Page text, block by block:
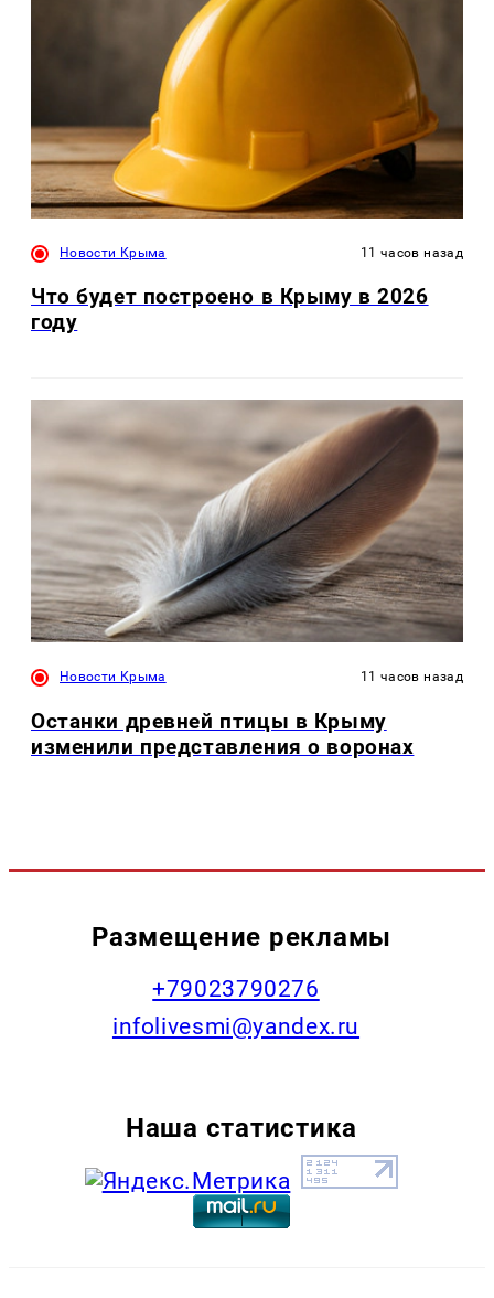
Новости Крыма 11 часов назад
Что будет построено в Крыму в 2026
году
Новости Крыма 11 часов назад
Останки древней птицы в Крыму
изменили представления о воронах
Размещение рекламы
+79023790276
infolivesmi@yandex.ru
Наша статистика